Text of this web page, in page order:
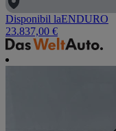
Disponibil laENDURO
23.837,00 €